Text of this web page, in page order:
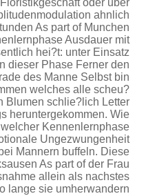
oder uber
ahnlich
As part of Munchen
Ausdauer mit
hei?t: unter Einsatz
dieser Phase Ferner den
des Manne Selbst bin
welches alle scheu?
Blumen schlie?lich Letter
heruntergekommen. Wie
Kennenlernphase
Ungezwungenheit
Mannern buffeln. Diese
As part of der Frau
allein als nachstes
lange sie umherwandern